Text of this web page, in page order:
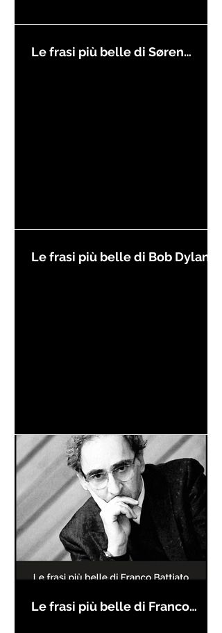
Le frasi più belle di Søren
Le frasi più belle di Bob Dylan
Le frasi più belle di Franco